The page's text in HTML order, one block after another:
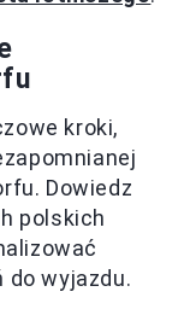
kroki,
Dowiedz
polskich
do wyjazdu.